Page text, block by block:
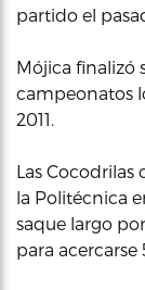
partido el
Mójica finalizó
campeonatos
2011.
Las
la Politécnica
saque largo
para acercarse